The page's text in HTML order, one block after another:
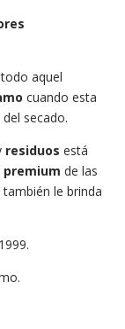
aquel
cuando esta
secado.
residuos está
premium de las
le brinda